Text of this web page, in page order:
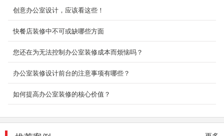
创意办公室设计，应该看这些！
快餐店装修中不可或缺哪些方面
您还在为无法控制办公室装修成本而烦恼吗？
办公室装修设计前台的注意事项有哪些？
如何提高办公室装修的核心价值？
厂房装修设计案例展示
多，他们一般管理有固定的流程，主材有自己的
2018-06-21
3000平空压机厂房装修
办公室装修设计最基本的四大特征是空间形式上
的叙述性、空间功能上的节点性、空间氛围上的
和睦性...